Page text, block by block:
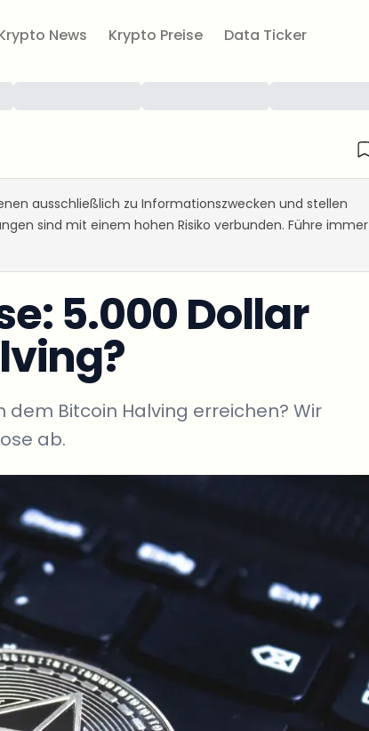
News Krypto Preise Data Ticker
ausschließlich zu Informationszwecken und stellen
sind mit einem hohen Risiko verbunden. Führe immer
5.000 Dollar
dem Bitcoin Halving erreichen? Wir
ab.